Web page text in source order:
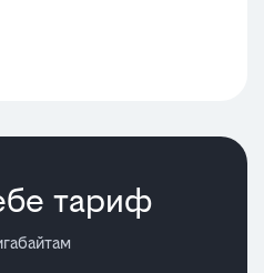
тариф